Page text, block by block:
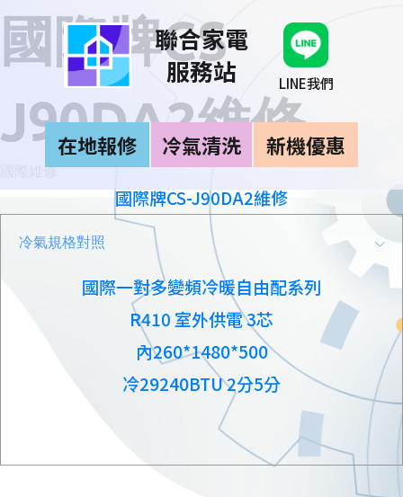
聯合家電
服務站
LINE我們
在地報修 冷氣清洗 新機優惠
國際牌CS-
J90DA2維修
國際維修
國際牌CS-J90DA2維修
冷氣規格對照
國際一對多變頻冷暖自由配系列
R410 室外供電 3芯
內260*1480*500
冷29240BTU 2分5分